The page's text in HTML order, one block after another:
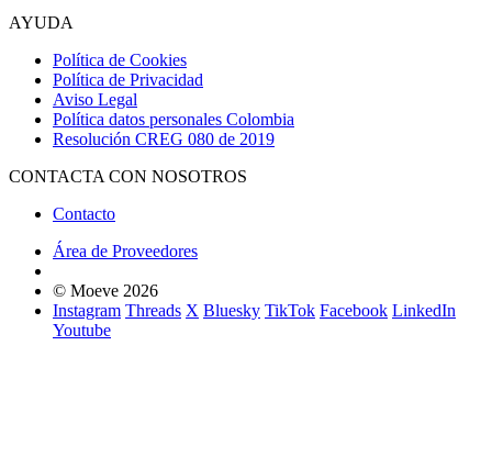
AYUDA
Política de Cookies
Política de Privacidad
Aviso Legal
Política datos personales Colombia
Resolución CREG 080 de 2019
CONTACTA CON NOSOTROS
Contacto
Área de Proveedores
© Moeve 2026
Instagram Threads X Bluesky TikTok Facebook LinkedIn
Youtube